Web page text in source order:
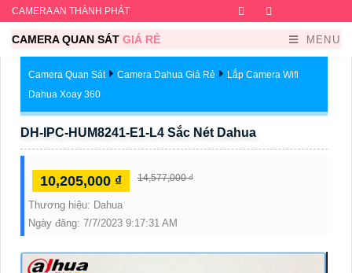
CAMERA AN THÀNH PHÁT Facebook
CAMERA QUAN SÁT GIÁ RẺ MENU
Camera Quan Sát Camera Dahua Giá Rẻ
Lắp Camera Wifi
Dahua Xoay 360
DH-IPC-HUM8241-E1-L4 Sắc Nét Dahua
10,205,000 ₫ 14,577,000 ₫
Thương hiệu: Dahua
Ngày đăng: 7/7/2023 9:17:31 AM